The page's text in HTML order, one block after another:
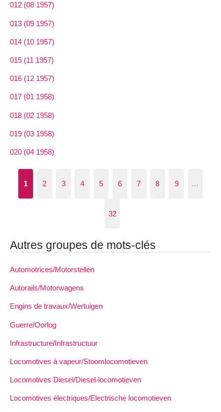
012 (08 1957)
013 (09 1957)
014 (10 1957)
015 (11 1957)
016 (12 1957)
017 (01 1958)
018 (02 1958)
019 (03 1958)
020 (04 1958)
1 2 3 4 5 6 7 8 9 …
32
Autres groupes de mots-clés
Automotrices/Motorstellen
Autorails/Motorwagens
Engins de travaux/Wertuigen
Guerre/Oorlog
Infrastructure/Infrastructuur
Locomotives à vapeur/Stoomlocomotieven
Locomotives Diesel/Diesel-locomotieven
Locomotives électriques/Electrische locomotieven